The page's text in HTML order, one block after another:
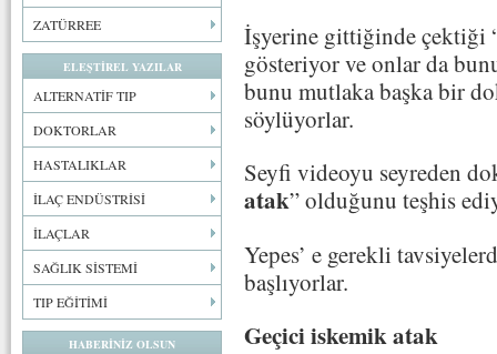
ZATÜRREE
ELEŞTİREL YAZILAR
ALTERNATİF TIP
DOKTORLAR
HASTALIKLAR
İLAÇ ENDÜSTRİSİ
İLAÇLAR
SAĞLIK SİSTEMİ
TIP EĞİTİMİ
HABERİNİZ OLSUN
İşyerine gittiğinde çektiği
gösteriyor ve onlar da
bunu mutlaka başka bir
söylüyorlar.
Seyfi videoyu seyreden
atak” olduğunu teşhis
Yepes’ e gerekli
başlıyorlar.
Geçici iskemik atak